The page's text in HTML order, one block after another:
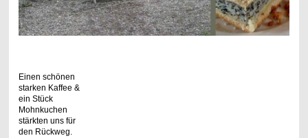
Einen schönen
starken Kaffee &
ein Stück
Mohnkuchen
stärkten uns für
den Rückweg.